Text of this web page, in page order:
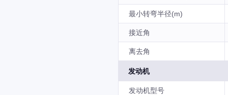
最小转弯半径(m)
接近角
离去角
发动机
发动机型号